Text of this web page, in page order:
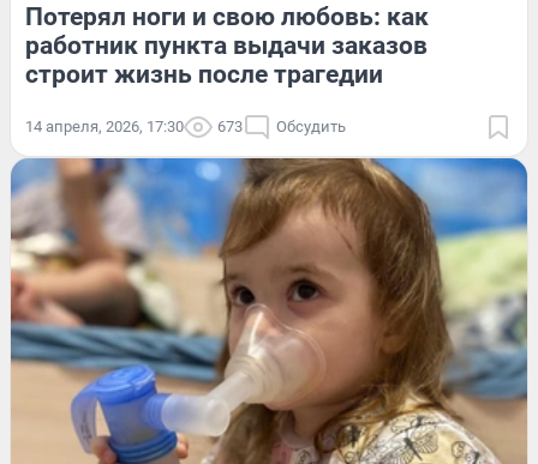
Потерял ноги и свою любовь: как
работник пункта выдачи заказов
строит жизнь после трагедии
14 апреля, 2026, 17:30 673 Обсудить